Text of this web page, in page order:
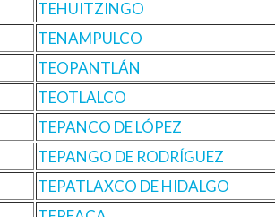
TEHUITZINGO
TENAMPULCO
TEOPANTLÁN
TEOTLALCO
TEPANCO DE LÓPEZ
TEPANGO DE RODRÍGUEZ
TEPATLAXCO DE HIDALGO